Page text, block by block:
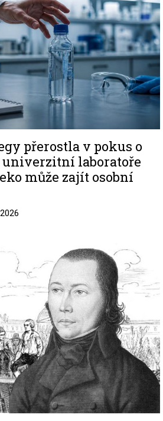
přerostla v pokus o
univerzitní laboratoře
může zajít osobní